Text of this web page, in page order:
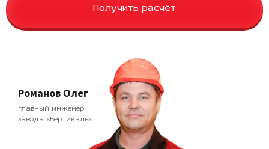
Получить расчёт
Романов Олег
главный инженер
завода «Вертикаль»